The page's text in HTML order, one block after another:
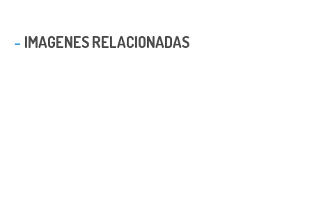
IMAGENES RELACIONADAS